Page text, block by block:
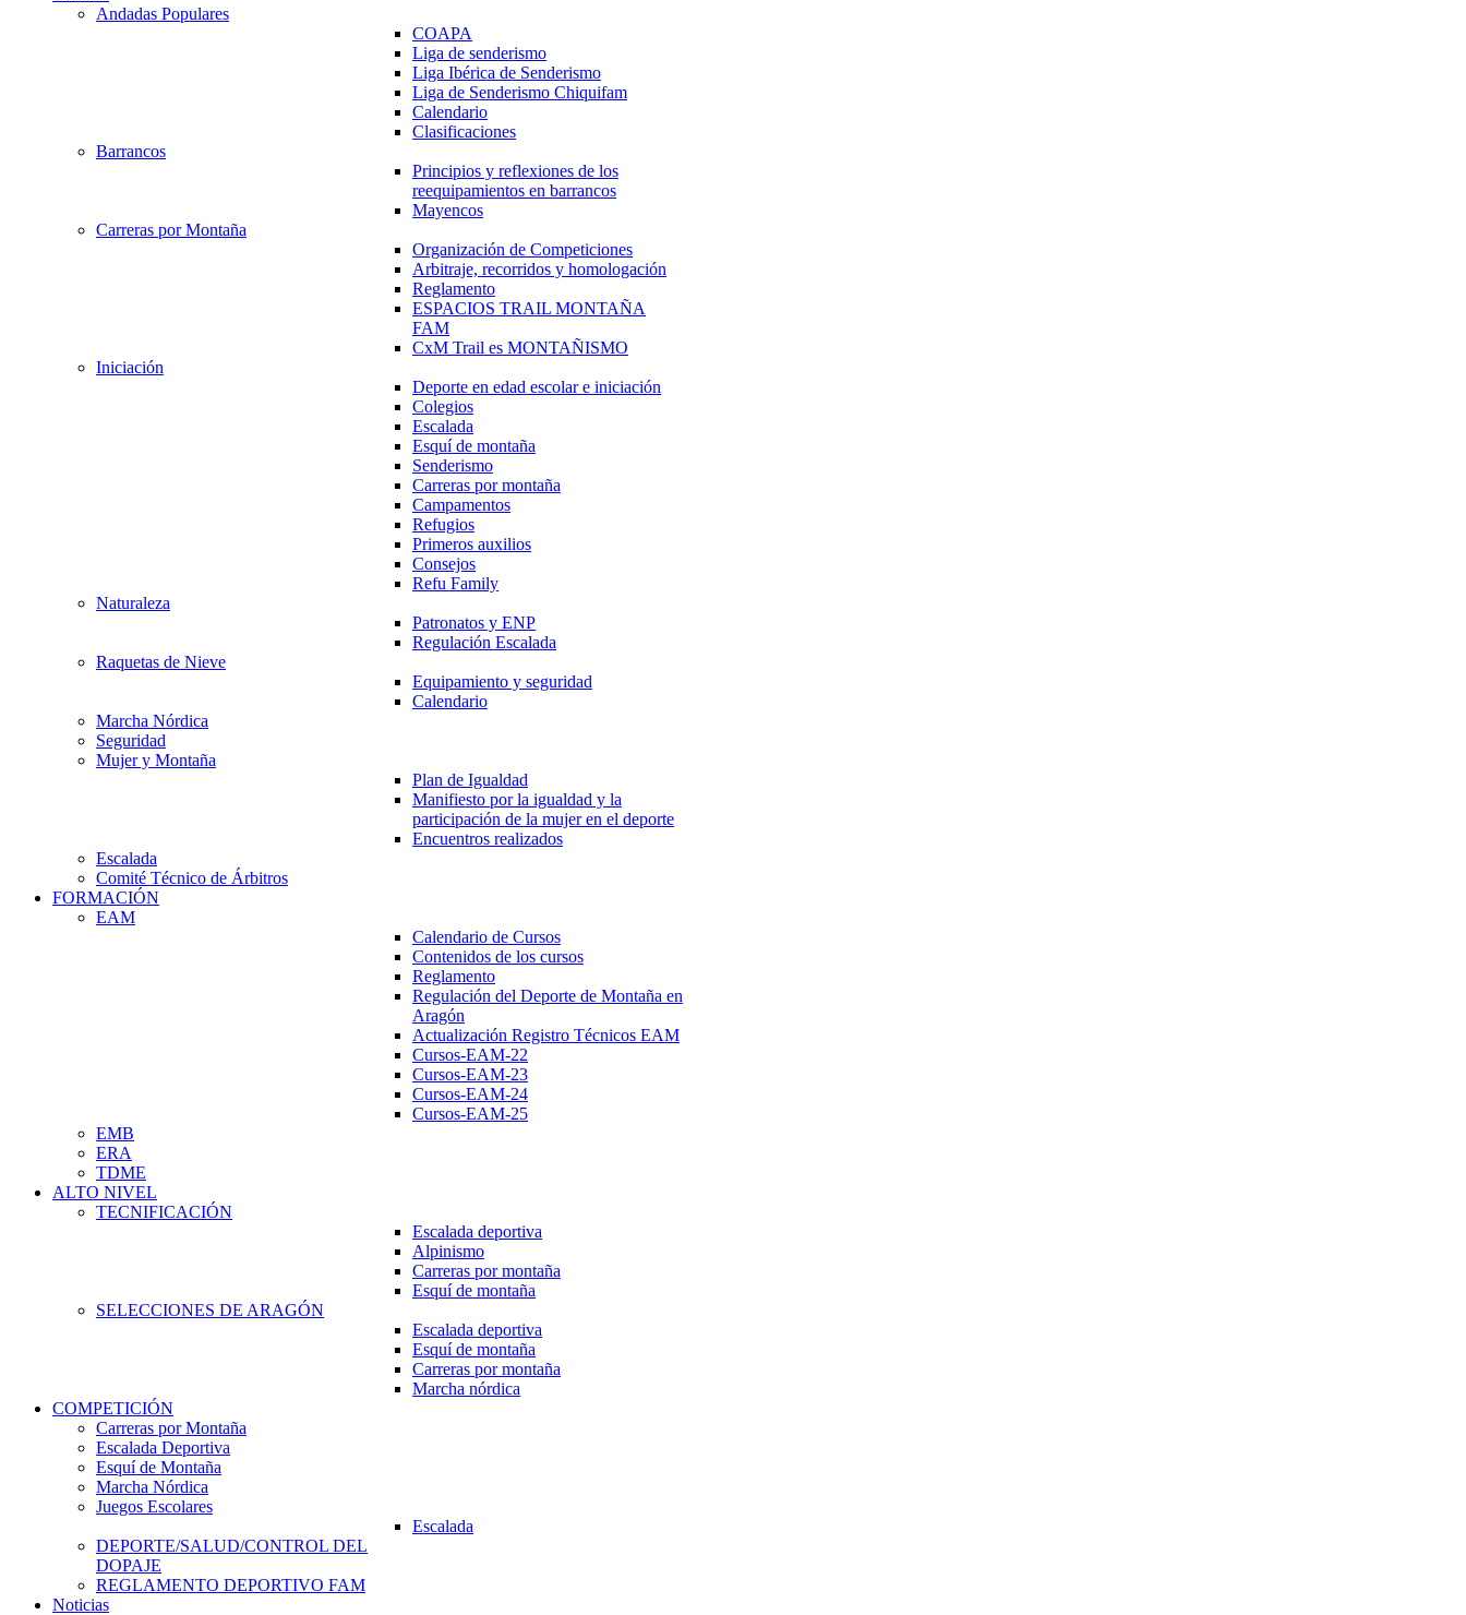
Andadas Populares
COAPA
Liga de senderismo
Liga Ibérica de Senderismo
Liga de Senderismo Chiquifam
Calendario
Clasificaciones
Barrancos
Principios y reflexiones de los
reequipamientos en barrancos
Mayencos
Carreras por Montaña
Organización de Competiciones
Arbitraje, recorridos y homologación
Reglamento
ESPACIOS TRAIL MONTAÑA
FAM
CxM Trail es MONTAÑISMO
Iniciación
Deporte en edad escolar e iniciación
Colegios
Escalada
Esquí de montaña
Senderismo
Carreras por montaña
Campamentos
Refugios
Primeros auxilios
Consejos
Refu Family
Naturaleza
Patronatos y ENP
Regulación Escalada
Raquetas de Nieve
Equipamiento y seguridad
Calendario
Marcha Nórdica
Seguridad
Mujer y Montaña
Plan de Igualdad
Manifiesto por la igualdad y la
participación de la mujer en el deporte
Encuentros realizados
Escalada
Comité Técnico de Árbitros
FORMACIÓN
EAM
Calendario de Cursos
Contenidos de los cursos
Reglamento
Regulación del Deporte de Montaña en
Aragón
Actualización Registro Técnicos EAM
Cursos-EAM-22
Cursos-EAM-23
Cursos-EAM-24
Cursos-EAM-25
EMB
ERA
TDME
ALTO NIVEL
TECNIFICACIÓN
Escalada deportiva
Alpinismo
Carreras por montaña
Esquí de montaña
SELECCIONES DE ARAGÓN
Escalada deportiva
Esquí de montaña
Carreras por montaña
Marcha nórdica
COMPETICIÓN
Carreras por Montaña
Escalada Deportiva
Esquí de Montaña
Marcha Nórdica
Juegos Escolares
Escalada
DEPORTE/SALUD/CONTROL DEL
DOPAJE
REGLAMENTO DEPORTIVO FAM
Noticias